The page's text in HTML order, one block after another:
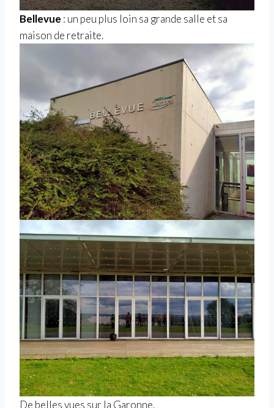
Bellevue : un peu plus loin sa grande salle et sa
maison de retraite.
De belles vues sur la Garonne.